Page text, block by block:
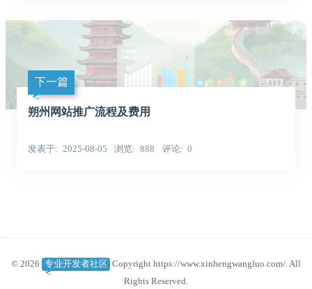
下一篇
朔州网站推广流程及费用
发表于 2025-08-05 浏览 888 评论 0
© 2026 专业开发者社区 Copyright https://www.xinhengwangluo.com/. All
Rights Reserved.